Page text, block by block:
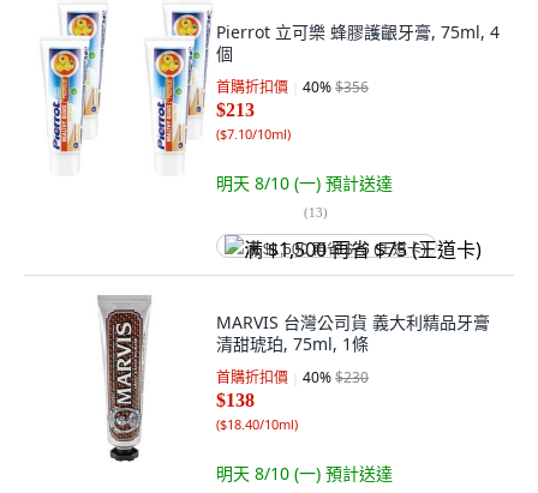
Pierrot 立可樂 蜂膠護齦牙膏, 75ml, 4
個
首購折扣價 40%$356
$213
($7.10/10ml)
明天 8/10 (一) 預計送達
(13)
满 $1,500 再省 $75 (王道卡)
MARVIS 台灣公司貨 義大利精品牙膏
清甜琥珀, 75ml, 1條
首購折扣價 40%$230
$138
($18.40/10ml)
明天 8/10 (一) 預計送達